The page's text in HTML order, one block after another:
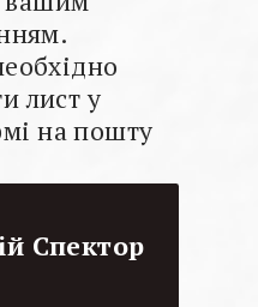
лист у
на пошту
Спектор